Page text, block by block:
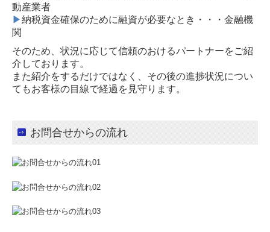
動産業者
▶納税資金確保のために融資が必要なとき・・・金融機
関
そのため、状況に応じて信頼のおけるパートナーをご紹
介しております。
また紹介をするだけではなく、その後の進捗状況につい
てもお客様の目線で経過を見守ります。
お問合せからの流れ